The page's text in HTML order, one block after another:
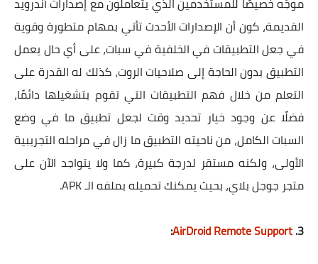
القديمة، كون أن الإصدارات الأحدث تأتي بمهام متطورة وقوية
في جعل التطبيقات في الخلفية في سبات، على أي حال يعمل
التطبيق بدون الحاجة إلى صلاحيات الروت، كذلك له القدرة على
التعلم من خلال فهم التطبيقات التي تقوم بتشغيلها دائمًا،
فضلًا عن وجود خيار تحديد وقت لجعل تطبيق ما في وضع
السبات الكامل، من ناحيته التطبيق ما زال في مراحله التجريبية
الأولى، ولكنه مستقر لدرجة كبيرة، كما ولا يتواجد الآن على
متجر جوجل بلاي، بحيث يمكنك تحميله بملفه الـ APK.
3.
AirDroid Remote Support
‏: